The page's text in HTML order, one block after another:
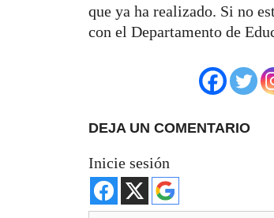
que ya ha realizado. Si no
con el Departamento de
DEJA UN COMENTARIO
Inicie sesión